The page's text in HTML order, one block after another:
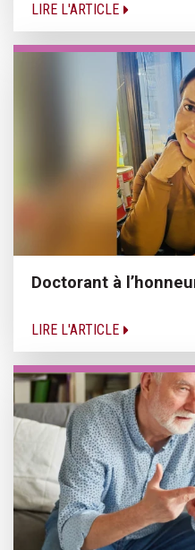
LIRE L'ARTICLE
Doctorant à
LIRE L'ARTICLE